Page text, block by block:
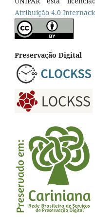
Atribuição 4.0
Preservação Digital